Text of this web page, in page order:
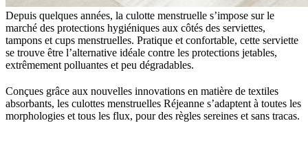
Depuis quelques années, la culotte menstruelle s’impose sur le
marché des protections hygiéniques aux côtés des serviettes,
tampons et cups menstruelles. Pratique et confortable, cette serviette
se trouve être l’alternative idéale contre les protections jetables,
extrêmement polluantes et peu dégradables.
Conçues grâce aux nouvelles innovations en matière de textiles
absorbants, les culottes menstruelles Réjeanne s’adaptent à toutes les
morphologies et tous les flux, pour des règles sereines et sans tracas.